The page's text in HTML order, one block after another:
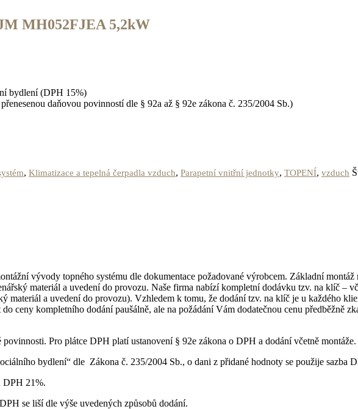
MH052FJEA 5,2kW
bydlení (DPH 15%)
daňovou povinností dle § 92a až § 92e zákona č. 235/2004 Sb.)
, Klimatizace a tepelná čerpadla vzduch, Parapetní vnitřní jednotky, TOPENÍ, vzduch
vývody topného systému dle dokumentace požadované výrobcem. Základní
materiál a uvedení do provozu. Naše firma nabízí kompletní dodávku tzv. na klíč –
materiál a uvedení do provozu). Vzhledem k tomu, že dodání tzv. na klíč je u každého
ceny kompletního dodání paušálně, ale na požádání Vám dodatečnou cenu předběžně
Pro plátce DPH platí ustanovení § 92e zákona o DPH a dodání včetně montáže.
bydlení“ dle Zákona č. 235/2004 Sb., o dani z přidané hodnoty se použije sazba
DPH 21%.
se liší dle výše uvedených způsobů dodání.